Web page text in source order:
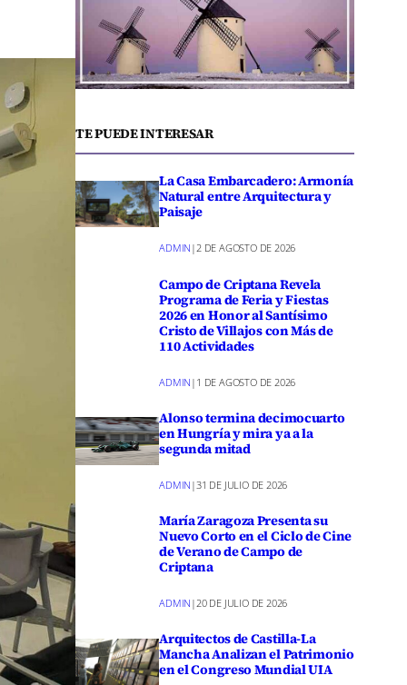
TE PUEDE INTERESAR
La Casa Embarcadero: Armonía
Natural entre Arquitectura y
Paisaje
ADMIN |2 DE AGOSTO DE 2026
Campo de Criptana Revela
Programa de Feria y Fiestas
2026 en Honor al Santísimo
Cristo de Villajos con Más de
110 Actividades
ADMIN | 1 DE AGOSTO DE 2026
Alonso termina decimocuarto
en Hungría y mira ya a la
segunda mitad
ADMIN |31 DE JULIO DE 2026
María Zaragoza Presenta su
Nuevo Corto en el Ciclo de Cine
de Verano de Campo de
Criptana
ADMIN |20 DE JULIO DE 2026
Arquitectos de Castilla-La
Mancha Analizan el Patrimonio
en el Congreso Mundial UIA